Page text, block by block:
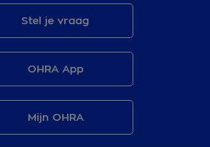
Stel je vraag
OHRA App
Mijn OHRA